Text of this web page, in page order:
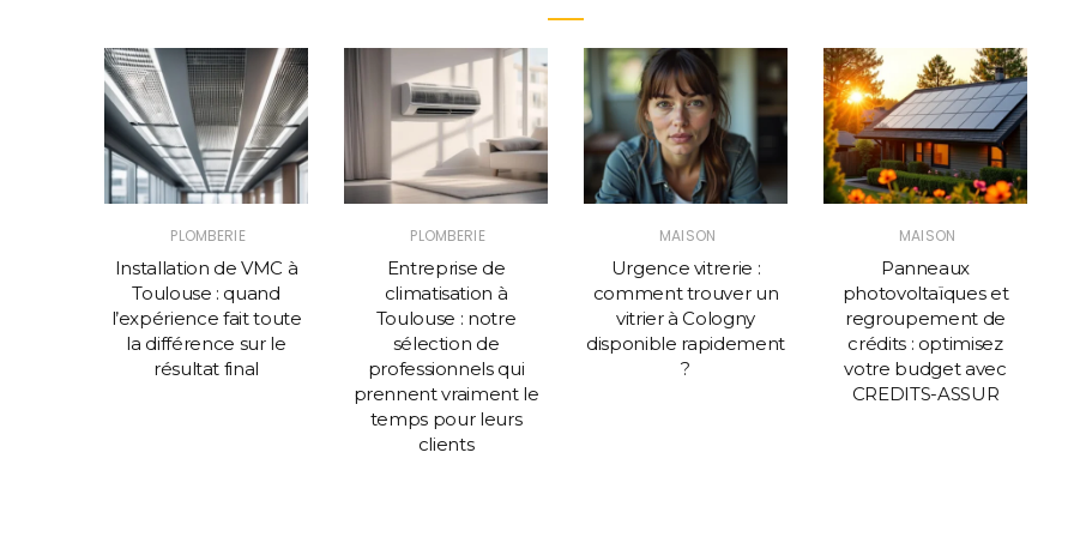
PLOMBERIE
Installation de VMC à
Toulouse : quand
l’expérience fait toute
la différence sur le
résultat final
PLOMBERIE
Entreprise de
climatisation à
Toulouse : notre
sélection de
professionnels qui
prennent vraiment le
temps pour leurs
clients
MAISON
Urgence vitrerie :
comment trouver un
vitrier à Cologny
disponible rapidement
?
MAISON
Panneaux
photovoltaïques et
regroupement de
crédits : optimisez
votre budget avec
CREDITS-ASSUR